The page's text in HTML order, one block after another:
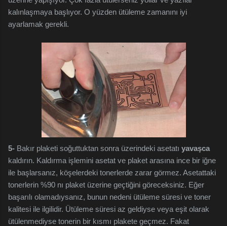
kalınlaşmaya başlıyor. O yüzden ütüleme zamanını iyi
ayarlamak gerekli.
5- Bakır plaketi soğuttuktan sonra üzerindeki asetatı yavaşca
kaldırın. Kaldırma işlemini asetat ve plaket arasına ince bir iğne
ile başlarsanız, köşelerdeki tonerlerde zarar görmez. Asetattaki
tonerlerin %90 nı plaket üzerine geçtiğini göreceksiniz. Eğer
başarılı olamadıysanız, bunun nedeni ütüleme süresi ve toner
kalitesi ile ilgilidir. Ütüleme süresi az geldiyse veya eşit olarak
ütülenmediyse tonerin bir kısmı plakete geçmez. Fakat